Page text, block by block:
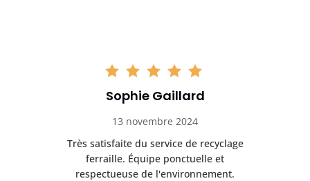
Sophie Gaillard
13 novembre 2024
Très satisfaite du service de recyclage
ferraille. Équipe ponctuelle et
respectueuse de l'environnement.